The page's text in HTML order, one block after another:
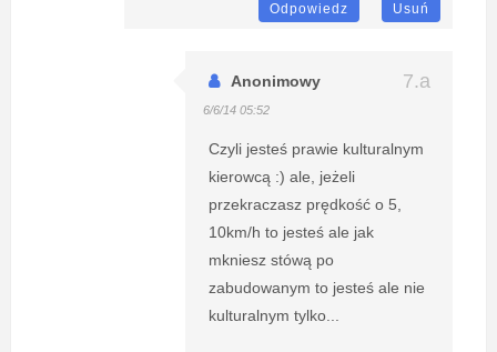
Odpowiedz Usuń
Anonimowy
6/6/14 05:52
Czyli jesteś prawie kulturalnym
kierowcą :) ale, jeżeli
przekraczasz prędkość o 5,
10km/h to jesteś ale jak
mkniesz stówą po
zabudowanym to jesteś ale nie
kulturalnym tylko...